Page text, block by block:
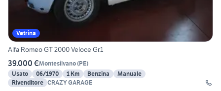
Vetrina
Alfa Romeo GT 2000 Veloce Gr.1
39.000 €Montesilvano(PE)
Usato
06/1970 1 Km Benzina
Manuale
Rivenditore CRAZY GARAGE